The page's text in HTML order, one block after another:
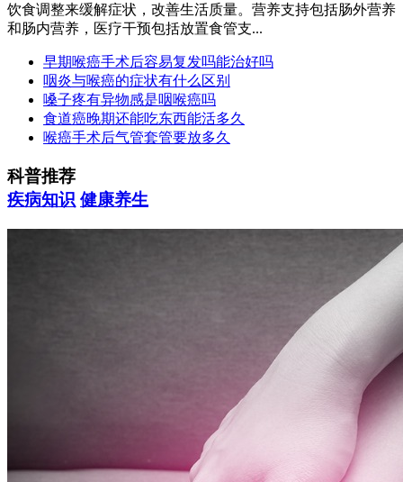
饮食调整来缓解症状，改善生活质量。营养支持包括肠外营养
和肠内营养，医疗干预包括放置食管支...
早期喉癌手术后容易复发吗能治好吗
咽炎与喉癌的症状有什么区别
嗓子疼有异物感是咽喉癌吗
食道癌晚期还能吃东西能活多久
喉癌手术后气管套管要放多久
科普推荐
疾病知识 健康养生